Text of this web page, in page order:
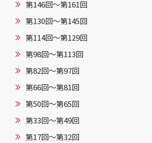
第146回〜第161回
第130回〜第145回
第114回〜第129回
第98回〜第113回
第82回〜第97回
第66回〜第81回
第50回〜第65回
第33回〜第49回
第17回〜第32回